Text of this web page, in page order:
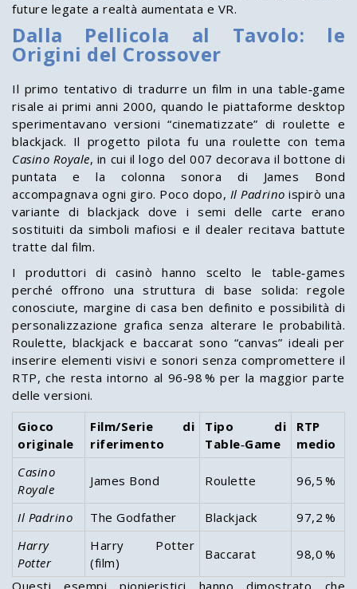
future legate a realtà aumentata e VR.
Dalla Pellicola al Tavolo: le
Origini del Crossover
Il primo tentativo di tradurre un film in una table‑game
risale ai primi anni 2000, quando le piattaforme desktop
sperimentavano versioni “cinematizzate” di roulette e
blackjack. Il progetto pilota fu una roulette con tema
Casino Royale, in cui il logo del 007 decorava il bottone di
puntata e la colonna sonora di James Bond
accompagnava ogni giro. Poco dopo, Il Padrino ispirò una
variante di blackjack dove i semi delle carte erano
sostituiti da simboli mafiosi e il dealer recitava battute
tratte dal film.
I produttori di casinò hanno scelto le table‑games
perché offrono una struttura di base solida: regole
conosciute, margine di casa ben definito e possibilità di
personalizzazione grafica senza alterare le probabilità.
Roulette, blackjack e baccarat sono “canvas” ideali per
inserire elementi visivi e sonori senza compromettere il
RTP, che resta intorno al 96‑98 % per la maggior parte
delle versioni.
Gioco
originale
Film/Serie di
riferimento
Tipo di
Table‑Game
RTP
medio
Casino
Royale
James Bond Roulette 96,5 %
Il Padrino The Godfather Blackjack
97,2 %
Harry
Potter
Harry Potter
(film)
Baccarat
98,0 %
Questi esempi pionieristici hanno dimostrato che